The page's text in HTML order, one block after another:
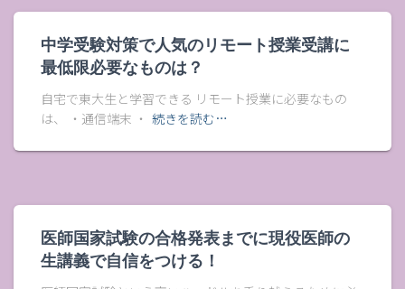
中学受験対策で人気のリモート授業受講に
最低限必要なものは？
自宅で東大生と学習できる リモート授業に必要なもの
は、 ・通信端末 ・ 続きを読む…
医師国家試験の合格発表までに現役医師の
生講義で自信をつける！